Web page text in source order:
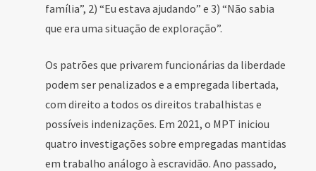
família”, 2) “Eu estava ajudando” e 3) “Não sabia
que era uma situação de exploração”.
Os patrões que privarem funcionárias da liberdade
podem ser penalizados e a empregada libertada,
com direito a todos os direitos trabalhistas e
possíveis indenizações. Em 2021, o MPT iniciou
quatro investigações sobre empregadas mantidas
em trabalho análogo à escravidão. Ano passado,